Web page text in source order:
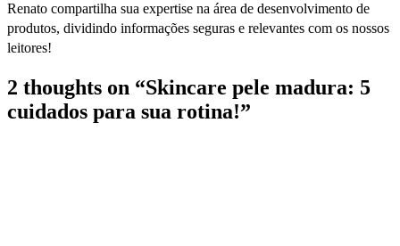
Renato compartilha sua expertise na área de desenvolvimento de
produtos, dividindo informações seguras e relevantes com os nossos
leitores!
2 thoughts on “Skincare pele madura: 5
cuidados para sua rotina!”